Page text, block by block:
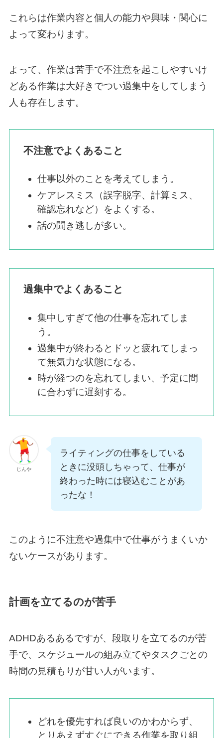
これらは作業内容と個人の能力や興味・関心に
よって変わります。
よって、作業は苦手で不注意を起こしやすいけ
どある作業は大好きでつい過集中をしてしまう
人も存在します。
不注意でよくあること
仕事以外のことを考えてしまう。
ケアレスミス（誤字脱字、計算ミス、
確認忘れなど）をよくする。
話の聞き逃しが多い。
過集中でよくあること
集中しすぎて他の仕事を忘れてしま
う。
過集中が終わるとドッと疲れてしまっ
て無気力な状態になる。
時が経つのを忘れてしまい、予定に間
に合わずに遅刻する。
じんや
ライティングの仕事をしている
ときに没頭しちゃって、仕事が
終わった時には寝込むことがあ
ったな！
このように不注意や過集中で仕事がうまくいか
ないケースがあります。
計画を立てるのが苦手
ADHDあるあるですが、段取りを立てるのが苦
手で、スケジュールの組み立てやタスクごとの
時間の見積もりが甘い人がいます。
どれを優先すれば良いのかわからず、
とりあえずすぐにできる作業を取り組